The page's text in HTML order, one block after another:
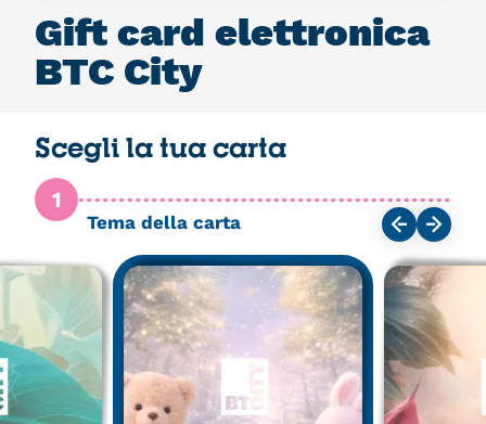
Gift card elettronica
BTC City
Scegli la tua carta
1
Tema della carta